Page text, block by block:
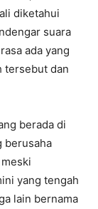
diketahui
suara
ada yang
tersebut dan
berada di
berusaha
yang tengah
lain bernama